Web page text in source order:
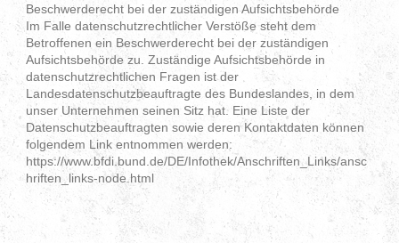
Beschwerderecht bei der zuständigen Aufsichtsbehörde
Im Falle datenschutzrechtlicher Verstöße steht dem
Betroffenen ein Beschwerderecht bei der zuständigen
Aufsichtsbehörde zu. Zuständige Aufsichtsbehörde in
datenschutzrechtlichen Fragen ist der
Landesdatenschutzbeauftragte des Bundeslandes, in dem
unser Unternehmen seinen Sitz hat. Eine Liste der
Datenschutzbeauftragten sowie deren Kontaktdaten können
folgendem Link entnommen werden:
https://www.bfdi.bund.de/DE/Infothek/Anschriften_Links/ansc
hriften_links-node.html